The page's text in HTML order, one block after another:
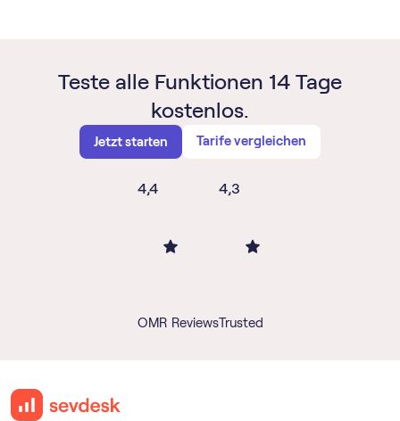
Teste alle Funktionen 14 Tage
kostenlos.
Jetzt starten Tarife vergleichen
4,4
OMR Reviews
4,3
Trusted